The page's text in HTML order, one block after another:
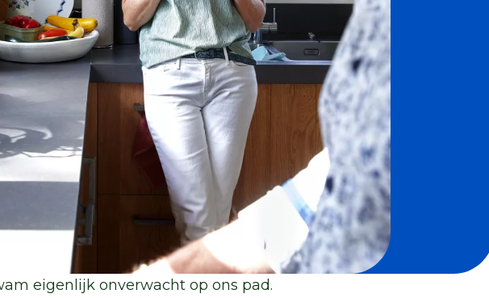
eigenlijk onverwacht op ons pad.